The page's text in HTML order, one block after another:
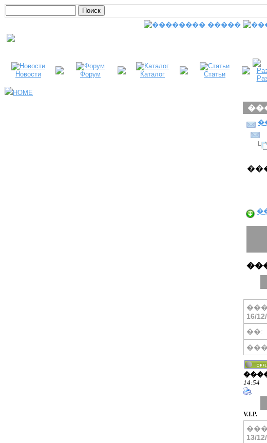
Новости Форум Каталог Статьи
HOME
16/
��:
14:54
V.I.P.
13/